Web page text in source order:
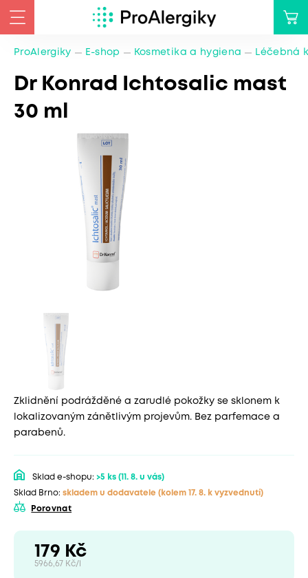
ProAlergiky E-shop Kosmetika a hygiena Léčebná
Dr Konrad Ichtosalic mast
30 ml
Zklidnění podrážděné a zarudlé pokožky se sklonem k
lokalizovaným zánětlivým projevům. Bez parfemace a
parabenů.
Sklad e-shopu: >5 ks (11. 8. u vás)
Sklad Brno: skladem u dodavatele (kolem 17. 8. k vyzvednutí)
Porovnat
179 Kč
5966,67 Kč/l